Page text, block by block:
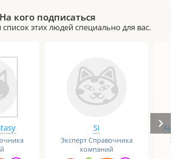
На кого подписаться
этих людей специально для вас.
Si
Эксперт Справочника
компаний